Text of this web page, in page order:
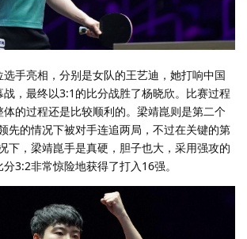
手亮相，分别是女队的王艺迪，她打响中国
，最终以3:1的比分战胜了杨晓欣。比赛过程
的过程还是比较顺利的。梁靖崑则是第二个
先的情况下被对手连追两局，不过在关键的第
下，梁靖崑手是真硬，胆子也大，采用强攻的
3:2非常惊险地获得了打入16强。